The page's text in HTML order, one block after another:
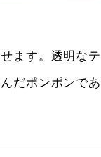
ます。透明なテ
だポンポンであ